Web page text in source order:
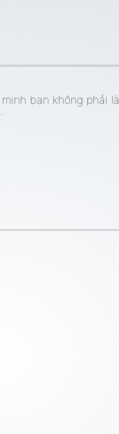
bạn không phải là